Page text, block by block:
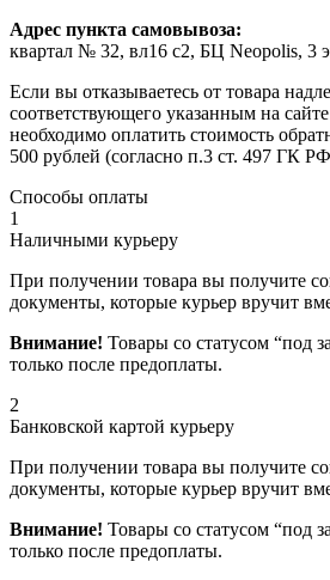
Адрес пункта самовывоза:
квартал № 32, вл16 с2, БЦ Neopolis, 3
Если вы отказываетесь от товара
соответствующего указанным на
необходимо оплатить стоимость
500 рублей (согласно п.3 ст. 497 ГК
Способы оплаты
1
Наличными курьеру
При получении товара вы получите
документы, которые курьер вручит
Внимание! Товары со статусом “под
только после предоплаты.
2
Банковской картой курьеру
При получении товара вы получите
документы, которые курьер вручит
Внимание! Товары со статусом “под
только после предоплаты.